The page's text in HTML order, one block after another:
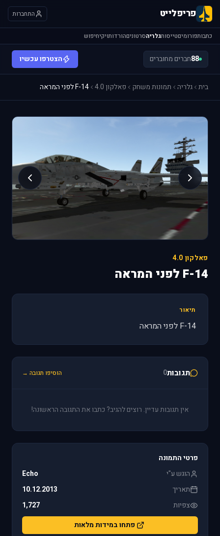
פריפלייט התחברות
כתבותפורומיםטייסותגלריהסרטוניםהורדותויקיחיפוש
88חברים מחוברים הצטרפו עכשיו
בית גלריה תמונות משחק פאלקון 4.0 F-14 לפני המראה
פאלקון 4.0
F-14 לפני המראה
תיאור
F-14 לפני המראה
תגובות0 הוסיפו תגובה →
אין תגובות עדיין. רוצים להגיב? כתבו את התגובה הראשונה!
פרטי התמונה
הוגש ע"י
Echo
תאריך
10.12.2013
צפיות
1,727
פתחו במידות מלאות